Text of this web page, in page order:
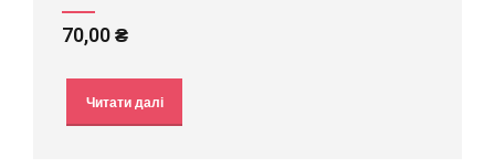
70,00₴
Читати далі